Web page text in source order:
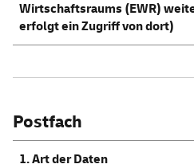
Wirtschaftsraums (EWR)
erfolgt ein Zugriff von dort)
Postfach
1. Art der Daten